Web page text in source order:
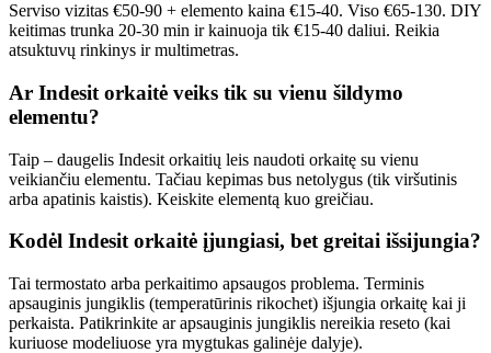
Serviso vizitas €50-90 + elemento kaina €15-40. Viso €65-130. DIY
keitimas trunka 20-30 min ir kainuoja tik €15-40 daliui. Reikia
atsuktuvų rinkinys ir multimetras.
Ar Indesit orkaitė veiks tik su vienu šildymo
elementu?
Taip – daugelis Indesit orkaitių leis naudoti orkaitę su vienu
veikiančiu elementu. Tačiau kepimas bus netolygus (tik viršutinis
arba apatinis kaistis). Keiskite elementą kuo greičiau.
Kodėl Indesit orkaitė įjungiasi, bet greitai išsijungia?
Tai termostato arba perkaitimo apsaugos problema. Terminis
apsauginis jungiklis (temperatūrinis rikochet) išjungia orkaitę kai ji
perkaista. Patikrinkite ar apsauginis jungiklis nereikia reseto (kai
kuriuose modeliuose yra mygtukas galinėje dalyje).